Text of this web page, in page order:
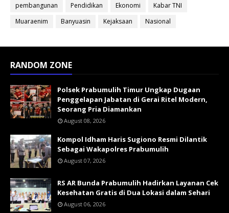
pembangunan
Pendidikan Ekonomi
Kabar TNI
Muaraenim
Banyuasin Kejaksaan Nasional
RANDOM ZONE
Polsek Prabumulih Timur Ungkap Dugaan
Penggelapan Jabatan di Gerai Ritel Modern,
Seorang Pria Diamankan
August 08, 2026
Kompol Idham Haris Sugiono Resmi Dilantik
Sebagai Wakapolres Prabumulih
August 07, 2026
RS AR Bunda Prabumulih Hadirkan Layanan Cek
Kesehatan Gratis di Dua Lokasi dalam Sehari
August 06, 2026